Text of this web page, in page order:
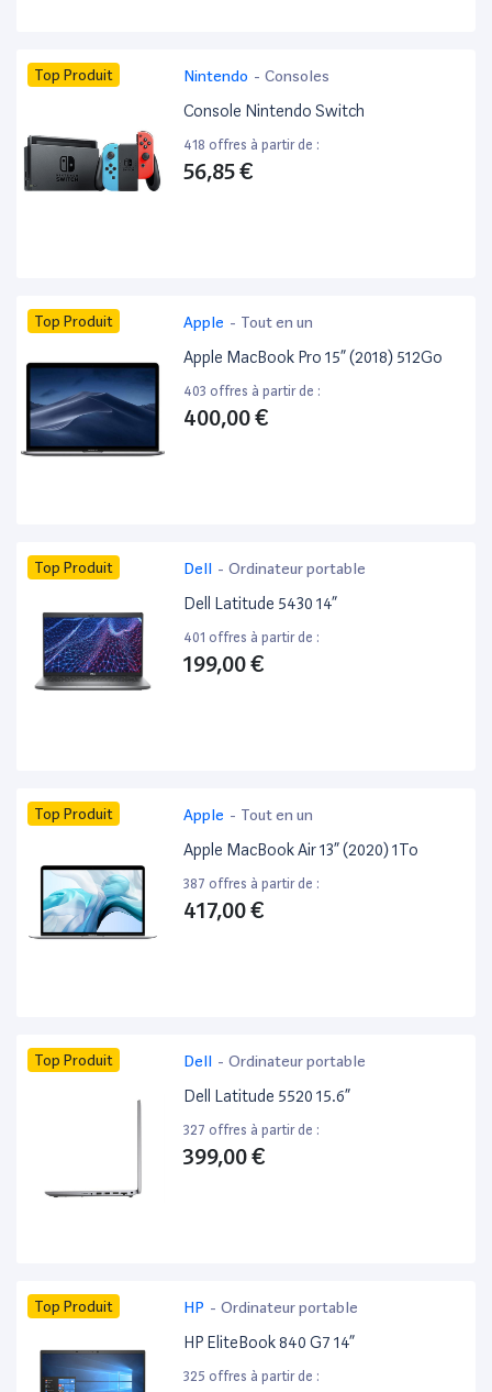
Top Produit Nintendo - Consoles
Console Nintendo Switch
418 offres à partir de :
56,85 €
Top Produit Apple - Tout en un
Apple MacBook Pro 15” (2018) 512Go
403 offres à partir de :
400,00 €
Top Produit Dell - Ordinateur portable
Dell Latitude 5430 14”
401 offres à partir de :
199,00 €
Top Produit Apple - Tout en un
Apple MacBook Air 13” (2020) 1To
387 offres à partir de :
417,00 €
Top Produit Dell - Ordinateur portable
Dell Latitude 5520 15.6”
327 offres à partir de :
399,00 €
Top Produit HP - Ordinateur portable
HP EliteBook 840 G7 14”
325 offres à partir de :